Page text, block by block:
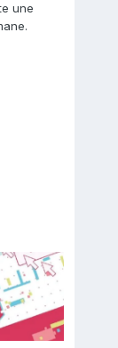
une